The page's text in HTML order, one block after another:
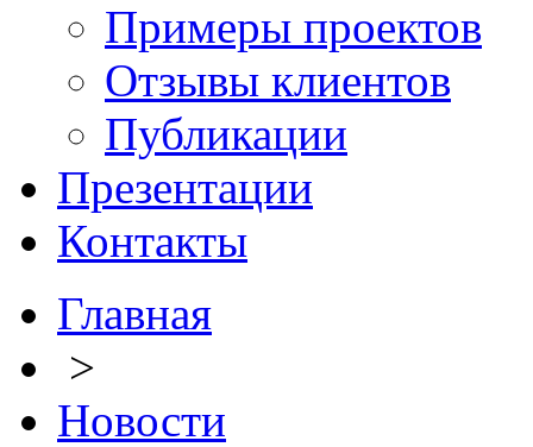
Примеры проектов
Отзывы клиентов
Публикации
Презентации
Контакты
Главная
>
Новости